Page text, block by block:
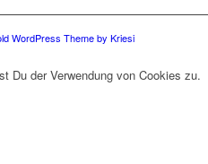
WordPress Theme by Kriesi
Du der Verwendung von Cookies zu.